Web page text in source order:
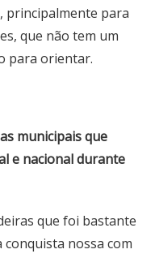
principalmente para
que não tem um
para orientar.
municipais que
e nacional durante
que foi bastante
nossa com